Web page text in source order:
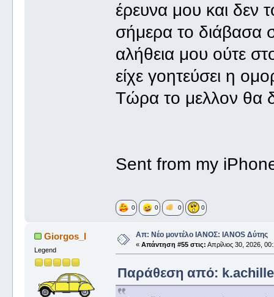
έρευνα μου και δεν
σήμερα το διάβασα
αλήθεια μου ούτε
είχε γοητεύσει η
Τώρα το μελλον θα
Sent from my
0 0 0 0
Giorgos_I
Legend
Απ: Νέο μοντέλο ΙΑΝΟΣ: IANOS Δύτης
« Απάντηση #55 στις: Απρίλιος 30, 2026,
Παράθεση από: